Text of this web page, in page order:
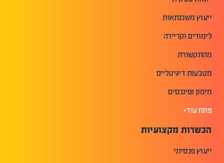
ייעוץ משכנתאות
לימודים וקריירה
מהתקשורת
מטבעות דיגיטליים
מימון ופיננסים
פתח עוד+
הכשרות מקצועיות
ייעוץ פנסיוני